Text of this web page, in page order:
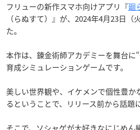
フリューの新作スマホ向けアプリ『廻
（らぬすて）』が、2024年4月23日（
た。
本作は、錬金術師アカデミーを舞台に
育成シミュレーションゲームです。
美しい世界観や、イケメンで個性豊か
るということで、リリース前から話題
そこで、ソシャゲが大好きなにじめん